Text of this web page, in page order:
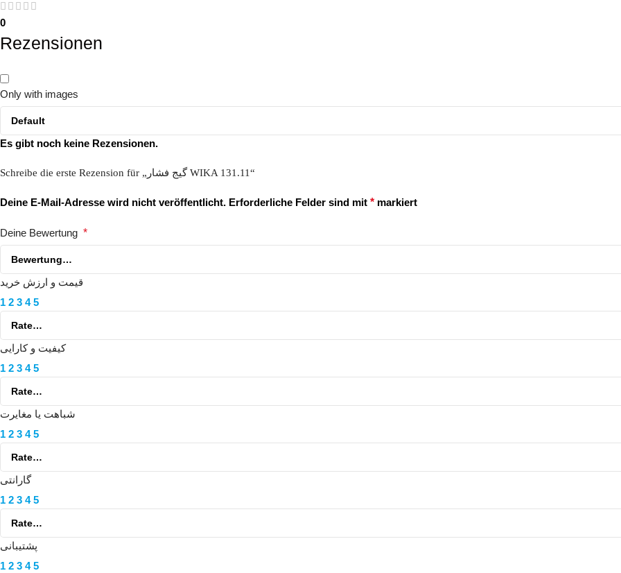
0
Rezensionen
Only with images
Es gibt noch keine Rezensionen.
Schreibe die erste Rezension für „گیج فشار WIKA 131.11“
Deine E-Mail-Adresse wird nicht veröffentlicht. Erforderliche Felder sind mit * markiert
Deine Bewertung *
قیمت و ارزش خرید
1 2 3 4 5
کیفیت و کارایی
1 2 3 4 5
شباهت یا مغایرت
1 2 3 4 5
گارانتی
1 2 3 4 5
پشتیبانی
1 2 3 4 5